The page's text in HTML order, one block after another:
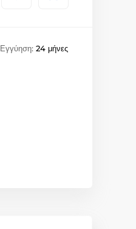
Εγγύηση: 24 μήνες